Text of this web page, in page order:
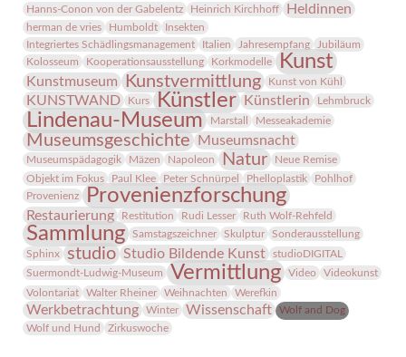
Hanns-Conon von der Gabelentz Heinrich Kirchhoff Heldinnen
herman de vries Humboldt
Insekten
Integriertes Schädlingsmanagement
Italien Jahresempfang
Jubiläum
Kolosseum
Kooperationsausstellung Korkmodelle Kunst
Kunstmuseum Kunstvermittlung Kunst von Kühl
KUNSTWAND Kurs Künstler Künstlerin Lehmbruck
Lindenau-Museum Marstall Messeakademie
Museumsgeschichte Museumsnacht
Museumspädagogik Mäzen Napoleon Natur
Neue Remise
Objekt im Fokus
Paul Klee Peter Schnürpel Phelloplastik
Pohlhof
Provenienz
Provenienzforschung
Restaurierung Restitution Rudi Lesser Ruth Wolf-Rehfeld
Sammlung Samstagszeichner Skulptur
Sonderausstellung
Sphinx
studio Studio Bildende Kunst
studioDIGITAL
Suermondt-Ludwig-Museum
Vermittlung Video
Videokunst
Volontariat
Walter Rheiner Weihnachten Werefkin
Werkbetrachtung Winter Wissenschaft
Wolf and Dog
Wolf und Hund
Zirkuswoche